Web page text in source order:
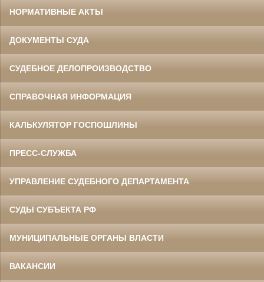
НОРМАТИВНЫЕ АКТЫ
ДОКУМЕНТЫ СУДА
СУДЕБНОЕ ДЕЛОПРОИЗВОДСТВО
СПРАВОЧНАЯ ИНФОРМАЦИЯ
КАЛЬКУЛЯТОР ГОСПОШЛИНЫ
ПРЕСС-СЛУЖБА
УПРАВЛЕНИЕ СУДЕБНОГО ДЕПАРТАМЕНТА
СУДЫ СУБЪЕКТА РФ
МУНИЦИПАЛЬНЫЕ ОРГАНЫ ВЛАСТИ
ВАКАНСИИ